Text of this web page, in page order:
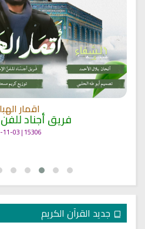
اقمار
فريق أجناد
15306 | 2025-11-03
جديد القرآن الكريم